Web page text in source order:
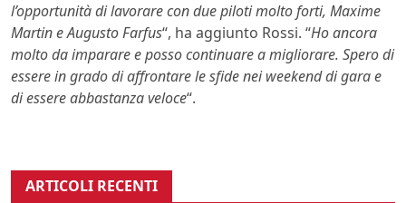
l’opportunità di lavorare con due piloti molto forti, Maxime
Martin e Augusto Farfus“, ha aggiunto Rossi. “Ho ancora
molto da imparare e posso continuare a migliorare. Spero di
essere in grado di affrontare le sfide nei weekend di gara e
di essere abbastanza veloce“.
ARTICOLI RECENTI